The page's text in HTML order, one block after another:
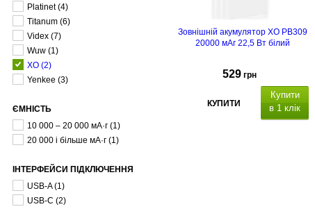
Platinet (4)
Titanum (6)
Videx (7)
Wuw (1)
XO (2)
Yenkee (3)
ЄМНІСТЬ
10 000 – 20 000 мА·г (1)
20 000 і більше мА·г (1)
ІНТЕРФЕЙСИ ПІДКЛЮЧЕННЯ
USB-A (1)
USB-C (2)
Зовнішній акумулятор XO PB309
20000 мАг 22,5 Вт білий
529 грн
КУПИТИ
Купити
в 1 клік